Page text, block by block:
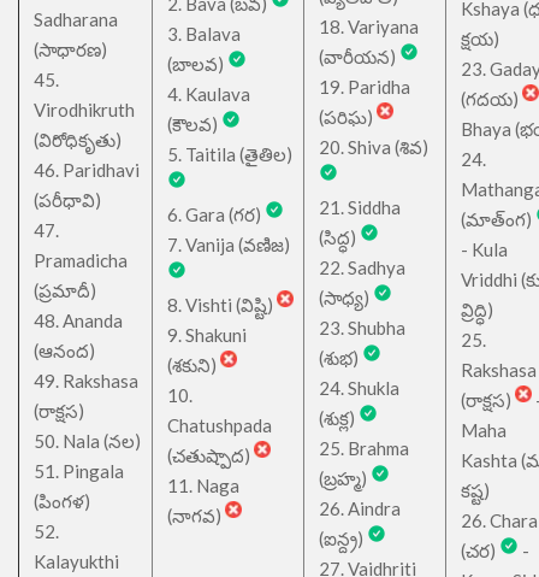
Sadharana
(సాధారణ)
45.
Virodhikruth
(విరోధికృతు)
46. Paridhavi
(పరీధావి)
47.
Pramadicha
(ప్రమాదీ)
48. Ananda
(ఆనంద)
49. Rakshasa
(రాక్షస)
50. Nala (నల)
51. Pingala
(పింగళ)
52.
Kalayukthi
3. Balava
(బాలవ)
4. Kaulava
(కౌలవ)
5. Taitila (తైతిల)
6. Gara (గర)
7. Vanija (వణిజ)
8. Vishti (విష్టి)
9. Shakuni
(శకుని)
10.
Chatushpada
(చతుష్పాద)
11. Naga
(నాగవ)
18. Variyana
(వారీయన)
19. Paridha
(పరిఘ)
20. Shiva (శివ)
21. Siddha
(సిద్ధ)
22. Sadhya
(సాధ్య)
23. Shubha
(శుభ)
24. Shukla
(శుక్ల)
25. Brahma
(బ్రహ్మ)
26. Aindra
(ఐన్ద్ర)
27. Vaidhriti
Kshaya
క్షయ)
23.
(గదయ)
Bhaya
24.
(మాత్ంగ)
- Kula
Vriddhi
వ్రిద్ధి)
25.
Rakshasa
(రాక్షస)
Maha
Kashta
కష్ట)
26. Chara
(చర)
-